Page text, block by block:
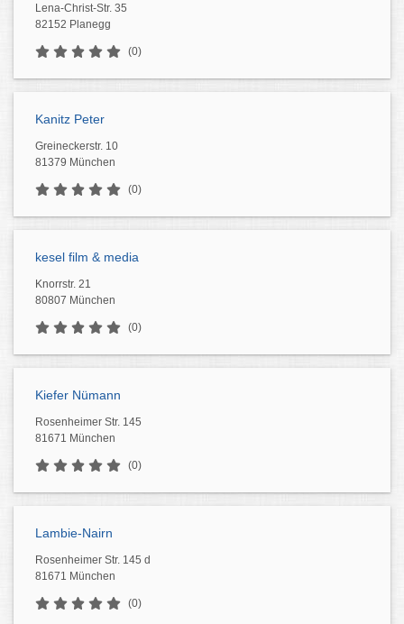
Lena-Christ-Str. 35
82152 Planegg
(0)
Kanitz Peter
Greineckerstr. 10
81379 München
(0)
kesel film & media
Knorrstr. 21
80807 München
(0)
Kiefer Nümann
Rosenheimer Str. 145
81671 München
(0)
Lambie-Nairn
Rosenheimer Str. 145 d
81671 München
(0)